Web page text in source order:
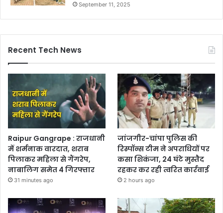
September 11, 2025
Recent Tech News
Raipur Gangrape : राजधानी
में शर्मनाक वारदात, शराब
पिलाकर महिला से गैंगरेप,
नाबालिग समेत 4 गिरफ्तार
31 minutes ago
जांजगीर-चांपा पुलिस की
रिस्पॉन्स टीम ने अपराधियों पर
कसा शिकंजा, 24 घंटे मुस्तैद
रहकर कर रही त्वरित कार्रवाई
2 hours ago